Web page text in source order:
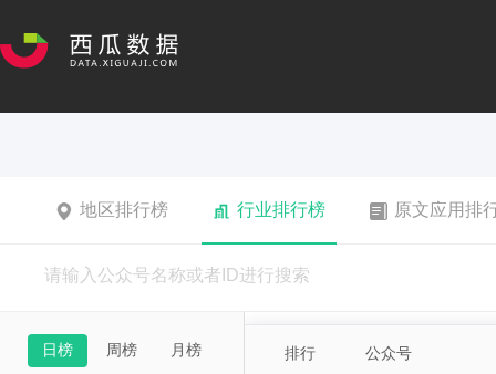
地区排行榜 行业排行榜 原文应用排
日榜 周榜 月榜 排行 公众号